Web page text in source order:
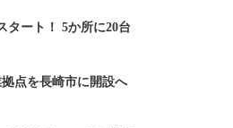
タート！ 5か所に20台
点を長崎市に開設へ